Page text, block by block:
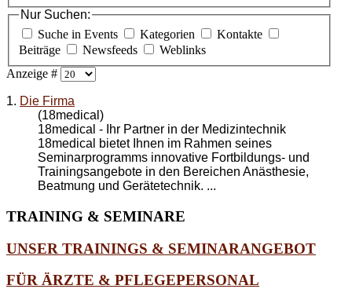
Nur Suchen:
Suche in Events
Kategorien
Kontakte
Beiträge
Newsfeeds
Weblinks
Anzeige #
1. Die Firma
(18medical)
18medical - Ihr Partner in der Medizintechnik
18medical bietet Ihnen im Rahmen seines
Seminarprogramms innovative Fortbildungs- und
Trainingsangebote in den Bereichen Anästhesie,
Beatmung und Gerätetechnik. ...
TRAINING & SEMINARE
UNSER TRAININGS & SEMINARANGEBOT
FÜR ÄRZTE & PFLEGEPERSONAL